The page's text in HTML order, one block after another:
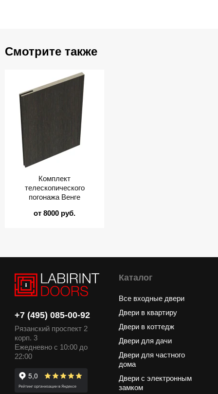
Смотрите также
Комплект
телескопического
погонажа Венге
от 8000 руб.
+7 (495) 085-00-92
Рязанский проспект 2
корп. 3
Ежедневно с 10:00 до
22:00
Каталог
Все входные двери
Двери в квартиру
Двери в коттедж
Двери для дачи
Двери для частного
дома
Двери с электронным
замком